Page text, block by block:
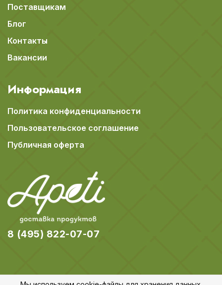
Поставщикам
Блог
Контакты
Вакансии
Информация
Политика конфиденциальности
Пользовательское соглашение
Публичная оферта
8 (495) 822-07-07